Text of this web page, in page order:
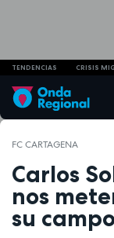
TENDENCIAS CRISIS
FC CARTAGENA
Carlos
nos
su